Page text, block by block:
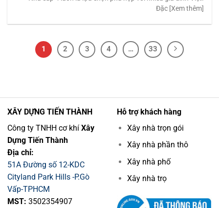
Đặc [Xem thêm]
1 2 3 4 … 33
XÂY DỰNG TIẾN THÀNH
Công ty TNHH cơ khí Xây
Dựng Tiến Thành
Địa chỉ:
51A Đường số 12-KDC
Cityland Park Hills -P.Gò
Vấp-TPHCM
MST: 3502354907
Hỗ trợ khách hàng
Xây nhà trọn gói
Xây nhà phần thô
Xây nhà phố
Xây nhà trọ